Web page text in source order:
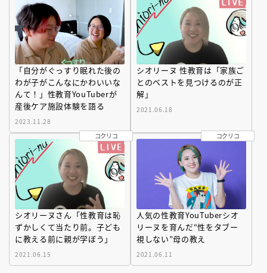
「自分がぐっすり眠れた後の
わが子がこんなにかわいいな
んて！」性教育YouTuberが
産後ケア施設体験を語る
2023.11.28
シオリーヌ 性教育は「家族ご
とのベストを見つけるのが正
解」
2021.06.18
コクリコ
シオリーヌさん「性教育は恥
ずかしくて当たり前。子ども
に教える前に親が学ぼう」
2021.06.15
コクリコ
人気の性教育YouTuberシオ
リーヌを育んだ“性をタブー
視しない”母の教え
2021.06.11